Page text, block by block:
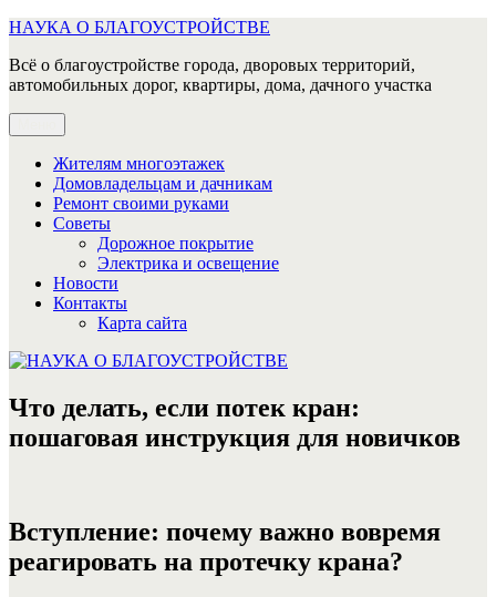
Перейти
содержимому
НАУКА О БЛАГОУСТРОЙСТВЕ
Всё о благоустройстве города, дворовых территорий,
автомобильных дорог, квартиры, дома, дачного участка
Жителям многоэтажек
Домовладельцам и дачникам
Ремонт своими руками
Советы
Дорожное покрытие
Электрика и освещение
Новости
Контакты
Карта сайта
Что делать, если потек кран:
пошаговая инструкция для новичков
Вступление: почему важно вовремя
реагировать на протечку крана?